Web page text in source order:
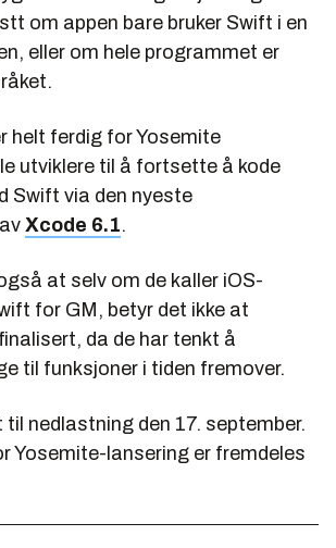
om appen bare bruker Swift i en
eller om hele programmet er
helt ferdig for Yosemite
utviklere til å fortsette å kode
Swift via den nyeste
Xcode 6.1.
at selv om de kaller iOS-
for GM, betyr det ikke at
da de har tenkt å
til funksjoner i tiden fremover.
til nedlastning den 17. september.
Yosemite-lansering er fremdeles